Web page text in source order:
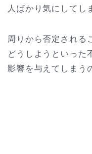
人ばかり気にしてし
周りから否定される
どうしようといった
影響を与えてしまう